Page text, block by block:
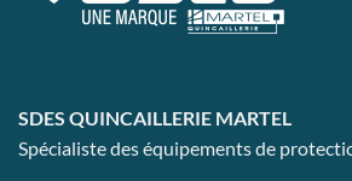
peuvent
du
peuvent
du
SDES QUINCAILLERIE MARTEL
Spécialiste des équipements de